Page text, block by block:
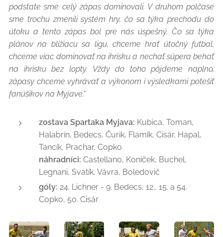
podstate sme celý zápas dominovali. V druhom polčase
sme trochu zmenili systém hry, čo sa týka prechodu do
útoku a tento zápas bol pre nás úspešný. Čo sa týka
plánov na blížiacu sa ligu, chceme hrať útočný futbal,
chceme viac dominovať na ihrisku a nechať súpera behať
na ihrisku bez lopty. Vždy do toho pôjdeme naplno,
zápasy chceme vyhrávať a výkonom i výsledkami potešiť
fanúšikov na Myjave."
zostava Spartaka Myjava: Kubica, Toman,
Halabrín, Bedecs, Čurik, Flamík, Cisár, Hapal,
Tancík, Prachar, Copko
náhradníci: Castellano, Koníček, Buchel,
Legnani, Svatík, Vávra, Boledovič
góly: 24. Lichner - 9. Bedecs, 12., 15. a 54.
Copko, 50. Cisár